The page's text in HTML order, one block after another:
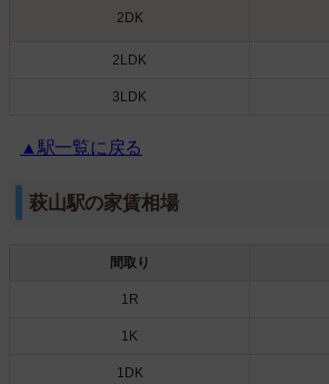
2DK
2LDK
3LDK
▲駅一覧に戻る
萩山駅の家賃相場
間取り
1R
1K
1DK